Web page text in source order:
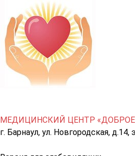
МЕДИЦИНСКИЙ ЦЕНТР «ДОБРОЕ
г. Барнаул, ул. Новгородская, д.14,